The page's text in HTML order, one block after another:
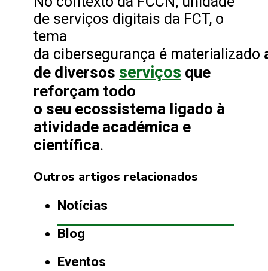
de serviços digitais da FCT, o
tema
da cibersegurança é materializado
de diversos serviços que
reforçam todo
o seu ecossistema ligado à
atividade académica e
científica.
Outros artigos relacionados
Notícias
Blog
Eventos